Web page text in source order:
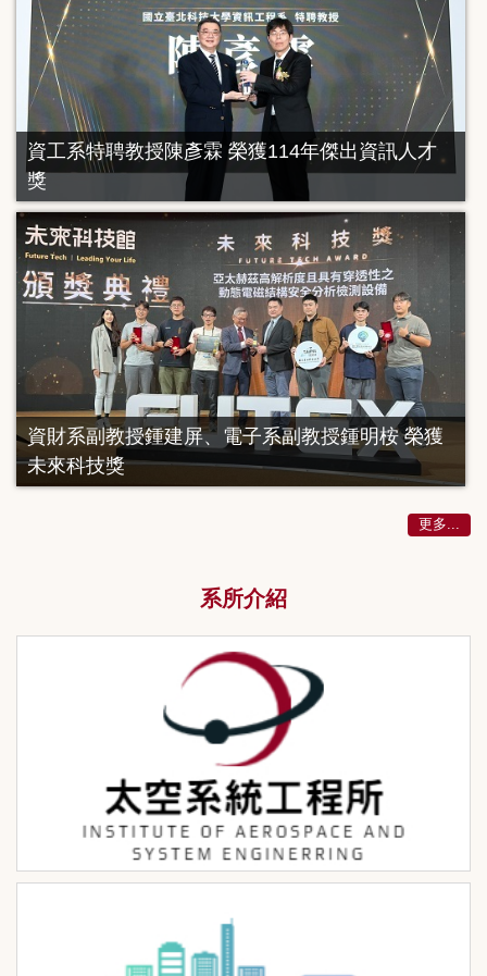
資工系特聘教授陳彥霖 榮獲114年傑出資訊人才
獎
資財系副教授鍾建屏、電子系副教授鍾明桉 榮獲
未來科技獎
更多...
系所介紹